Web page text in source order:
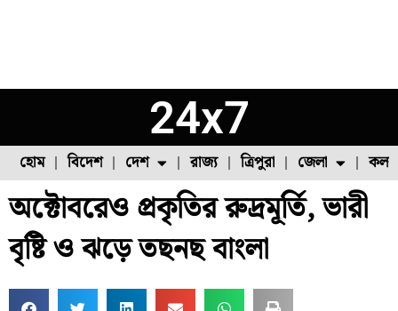
24x7
হোম বিদেশ দেশ
ফুল চাষ ফল চাষ মাছ চাষ পোল্ট্রি চাষ
রাজ্য ত্রিপুরা জেলা
উত্তর ২৪ পরগনা
অক্টোবরেও প্রকৃতির রুদ্রমূর্তি, ভারী
বৃষ্টি ও ঝড়ে তছনছ বাংলা